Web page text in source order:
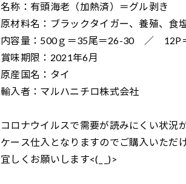
名称：有頭海老（加熱済）＝グル剥き
原材料名：ブラックタイガー、養殖、食
内容量：500ｇ＝35尾＝26-30 ／ 12P
賞味期限：2021年6月
原産国名：タイ
輸入者：マルハニチロ株式会社
コロナウイルスで需要が読みにくい状況
ケース仕入となりますのでご購入いただ
宜しくお願いします<(_ _)>